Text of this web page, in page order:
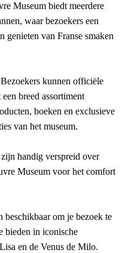
Museum biedt meerdere
waar bezoekers een
genieten van Franse smaken
Bezoekers kunnen officiële
breed assortiment
boeken en exclusieve
van het museum.
handig verspreid over
Museum voor het comfort
beschikbaar om je bezoek te
bieden in iconische
en de Venus de Milo.